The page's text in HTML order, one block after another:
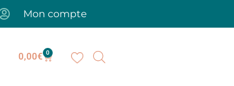
Mon compte
0,00€ 0